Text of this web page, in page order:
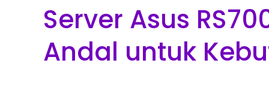
Server Asus
Andal untuk